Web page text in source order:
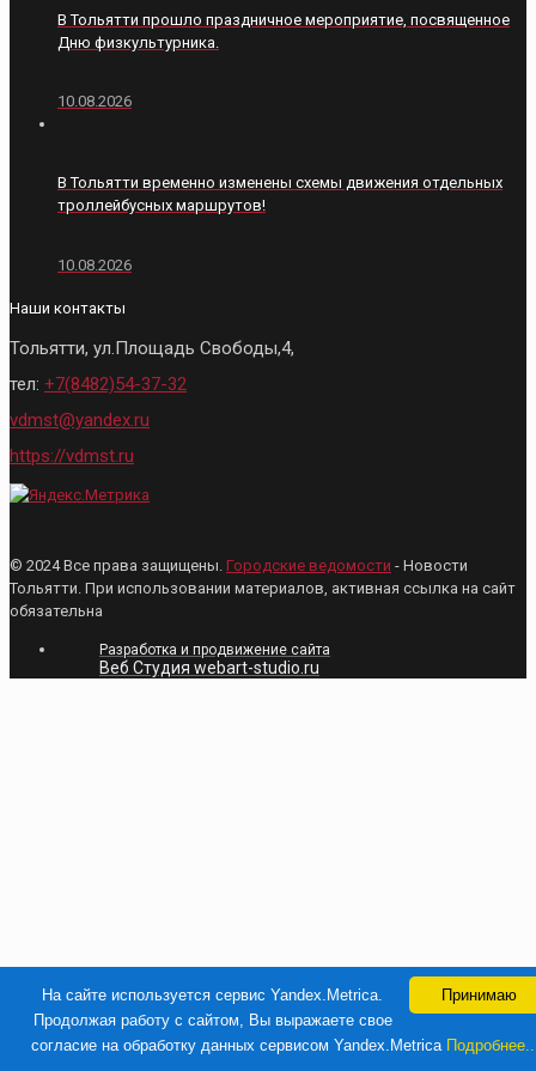
В Тольятти прошло праздничное мероприятие, посвященное
Дню физкультурника.
10.08.2026
В Тольятти временно изменены схемы движения отдельных
троллейбусных маршрутов!
10.08.2026
Наши контакты
Тольятти, ул.Площадь Свободы,4,
тел: +7(8482)54-37-32
vdmst@yandex.ru
https://vdmst.ru
© 2024 Все права защищены. Городские ведомости - Новости
Тольятти. При использовании материалов, активная ссылка на сайт
обязательна
Разработка и продвижение сайта
Веб Студия webart-studio.ru
Принимаю
На сайте используется сервис Yandex.Metrica.
Продолжая работу с сайтом, Вы выражаете свое
согласие на обработку данных сервисом Yandex.Metrica